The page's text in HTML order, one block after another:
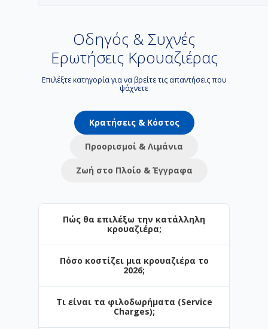
Οδηγός & Συχνές
Ερωτήσεις Κρουαζιέρας
Επιλέξτε κατηγορία για να βρείτε τις απαντήσεις που
ψάχνετε
Κρατήσεις & Κόστος
Προορισμοί & Λιμάνια
Ζωή στο Πλοίο & Έγγραφα
Πώς θα επιλέξω την κατάλληλη
κρουαζιέρα;
Η επιλογή εξαρτάται από τον προορισμό
και το στυλ των διακοπών σας. Στο
Navihellas προσφέρουμε από σύντομες
3ήμερες αποδράσεις έως πολυήμερες
κρουαζιέρες. Αν ταξιδεύετε πρώτη φορά,
Πόσο κοστίζει μια κρουαζιέρα το
2026;
Οι τιμές ξεκινούν από μόλις €. Το
κόστος επηρεάζεται από την περίοδο
Τι είναι τα φιλοδωρήματα (Service
Charges);